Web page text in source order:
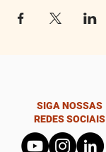
SIGA NOSSAS
REDES SOCIAIS